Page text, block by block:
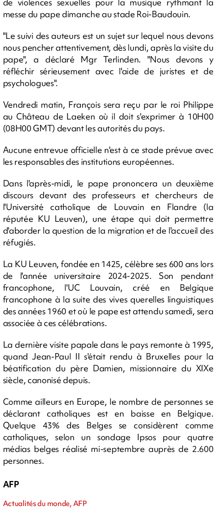
messe du pape dimanche au stade Roi-Baudouin.
"Le suivi des auteurs est un sujet sur lequel nous devons
nous pencher attentivement, dès lundi, après la visite du
pape", a déclaré Mgr Terlinden. "Nous devons y
réfléchir sérieusement avec l'aide de juristes et de
psychologues".
Vendredi matin, François sera reçu par le roi Philippe
au Château de Laeken où il doit s'exprimer à 10H00
(08H00 GMT) devant les autorités du pays.
Aucune entrevue officielle n'est à ce stade prévue avec
les responsables des institutions européennes.
Dans l'après-midi, le pape prononcera un deuxième
discours devant des professeurs et chercheurs de
l'Université catholique de Louvain en Flandre (la
réputée KU Leuven), une étape qui doit permettre
d'aborder la question de la migration et de l'accueil des
réfugiés.
La KU Leuven, fondée en 1425, célèbre ses 600 ans lors
de l'année universitaire 2024-2025. Son pendant
francophone, l'UC Louvain, créé en Belgique
francophone à la suite des vives querelles linguistiques
des années 1960 et où le pape est attendu samedi, sera
associée à ces célébrations.
La dernière visite papale dans le pays remonte à 1995,
quand Jean-Paul II s'était rendu à Bruxelles pour la
béatification du père Damien, missionnaire du XIXe
siècle, canonisé depuis.
Comme ailleurs en Europe, le nombre de personnes se
déclarant catholiques est en baisse en Belgique.
Quelque 43% des Belges se considèrent comme
catholiques, selon un sondage Ipsos pour quatre
médias belges réalisé mi-septembre auprès de 2.600
personnes.
AFP
Actualités du monde, AFP